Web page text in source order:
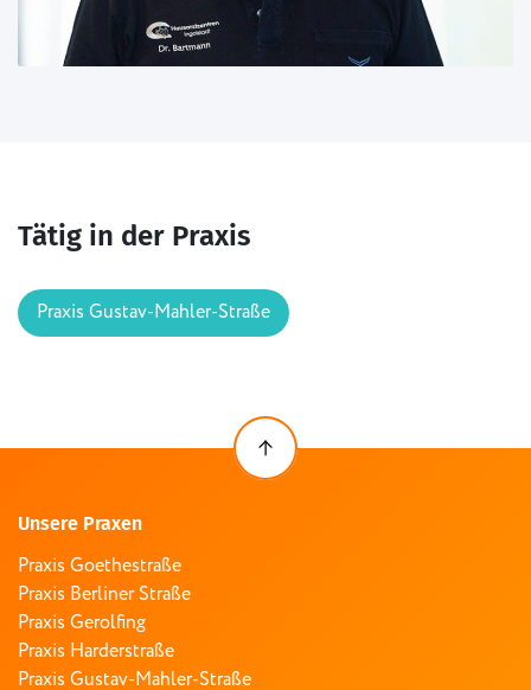
Tätig in der Praxis
Praxis Gustav-Mahler-Straße
Unsere Praxen
Praxis Goethestraße
Praxis Berliner Straße
Praxis Gerolfing
Praxis Harderstraße
Praxis Gustav-Mahler-Straße